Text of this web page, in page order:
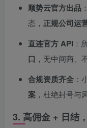
顺势云官方出品
态， 正规公司运
直连官方 API ：
口 ，无中间商、
合规资质齐全 ：
案 ，杜绝封号与
3. 高佣金 + 日结